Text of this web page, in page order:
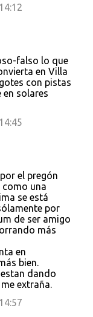
falso lo que
en Villa
con pistas
en solares
el pregón
como una
se está
por
de ser amigo
más
en
bien.
dando
extraña.